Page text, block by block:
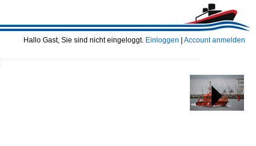
Hallo Gast, Sie sind nicht eingeloggt. Einloggen Account anmelden